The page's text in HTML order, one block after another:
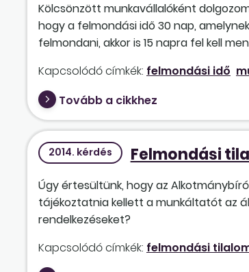
Kölcsönzött munkavállalóként
hogy a felmondási idő 30 nap,
felmondani, akkor is 15 napra fel kell
Kapcsolódó címkék: felmondási idő
Tovább a cikkhez
2014. kérdés Felmondási
Úgy értesültünk, hogy az
tájékoztatnia kellett a munkáltatót az
rendelkezéseket?
Kapcsolódó címkék: felmondási